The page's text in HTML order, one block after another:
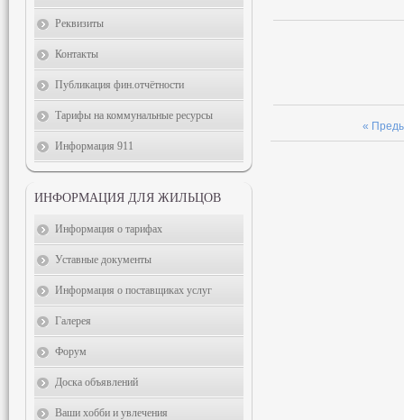
«
Реквизиты
Контакты
Публикация фин.отчётности
Тарифы на коммунальные ресурсы
Информация 911
ИНФОРМАЦИЯ ДЛЯ ЖИЛЬЦОВ
Информация о тарифах
Уставные документы
Информация о поставщиках услуг
Галерея
Форум
Доска объявлений
Ваши хобби и увлечения